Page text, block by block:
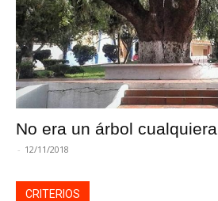
No era un árbol cualquiera
- 12/11/2018
CRITERIOS